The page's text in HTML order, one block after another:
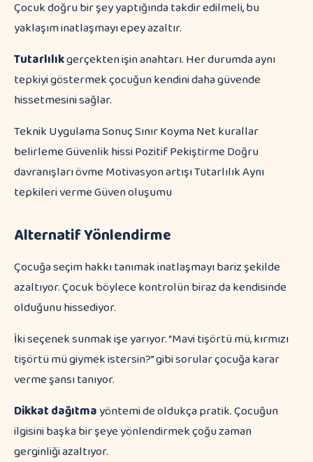
Çocuk doğru bir şey yaptığında takdir edilmeli, bu
yaklaşım inatlaşmayı epey azaltır.
Tutarlılıkgerçekten işin anahtarı. Her durumda aynı
tepkiyi göstermek çocuğun kendini daha güvende
hissetmesini sağlar.
Teknik Uygulama Sonuç Sınır Koyma Net kurallar
belirleme Güvenlik hissi Pozitif Pekiştirme Doğru
davranışları övme Motivasyon artışı Tutarlılık Aynı
tepkileri verme Güven oluşumu
Alternatif Yönlendirme
Çocuğa seçim hakkı tanımak inatlaşmayı bariz şekilde
azaltıyor. Çocuk böylece kontrolün biraz da kendisinde
olduğunu hissediyor.
İki seçenek sunmak işe yarıyor. “Mavi tişörtü mü, kırmızı
tişörtü mü giymek istersin?” gibi sorular çocuğa karar
verme şansı tanıyor.
Dikkat dağıtmayöntemi de oldukça pratik. Çocuğun
ilgisini başka bir şeye yönlendirmek çoğu zaman
gerginliği azaltıyor.